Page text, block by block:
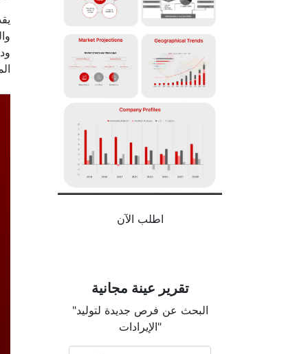
اطلب الآن
تقرير عينة مجانية
"البحث عن فرص جديدة لتوليد
الإيرادات"